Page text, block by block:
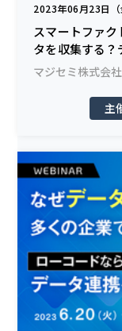
2023年06月23日
スマートファク
タを収集する？
マジセミ株式会社
主